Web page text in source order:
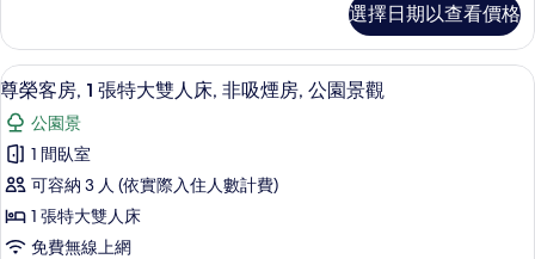
的
所
有
相
片
客
房,
公
園
景
觀
詳
情
選擇日期以查看價格
顯
示
尊
榮
客
房,
尊榮客房, 1 張特大雙人床, 非吸煙房,
7
尊榮客房, 1 張特大雙人床, 非吸煙房, 公園景觀
公園景
1 間臥室
可容納 3 人 (依實際入住人數計費)
1 張特大雙人床
免費無線上網